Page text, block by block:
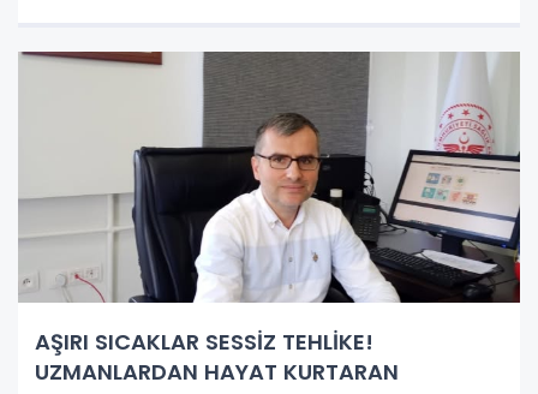
AŞIRI SICAKLAR SESSİZ TEHLİKE!
UZMANLARDAN HAYAT KURTARAN